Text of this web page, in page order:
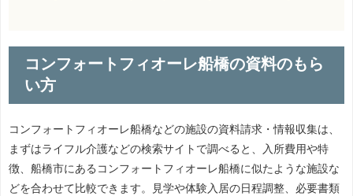
コンフォートフィオーレ船橋の資料のもら
い方
コンフォートフィオーレ船橋などの施設の資料請求・情報収集は、
まずはライフル介護などの検索サイトで調べると、入所費用や特
徴、船橋市にあるコンフォートフィオーレ船橋に似たような施設な
どを合わせて比較できます。見学や体験入居の日程調整、必要書類